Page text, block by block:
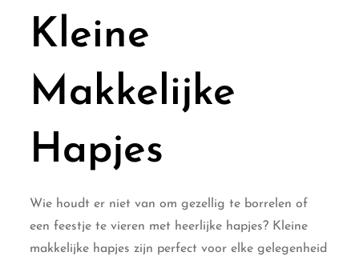
Kleine
Makkelijke
Hapjes
Wie houdt er niet van om gezellig te borrelen of
een feestje te vieren met heerlijke hapjes? Kleine
makkelijke hapjes zijn perfect voor elke gelegenheid